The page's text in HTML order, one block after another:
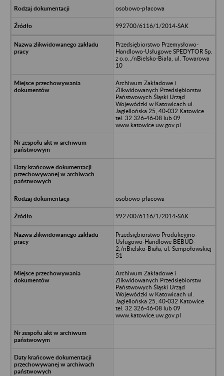
osobowo-płacowa
992700/6116/1/2014-SAK
Przedsiębiorstwo Przemysłowo-
Handlowo-Usługowe SPEDYTOR Sp.
z o.o.,/nBielsko-Biała, ul. Towarowa
10
Archiwum Zakładowe i
Zlikwidowanych Przedsiębiorstw
Państwowych Śląski Urząd
Wojewódzki w Katowicach ul.
Jagiellońska 25, 40-032 Katowice
tel. 32 326-46-08 lub 09
www.katowice.uw.gov.pl
osobowo-płacowa
992700/6116/1/2014-SAK
Przedsiębiorstwo Produkcyjno-
Usługowo-Handlowe BEBUD-
2,/nBielsko-Biała, ul. Sempołowskiej
51
Archiwum Zakładowe i
Zlikwidowanych Przedsiębiorstw
Państwowych Śląski Urząd
Wojewódzki w Katowicach ul.
Jagiellońska 25, 40-032 Katowice
tel. 32 326-46-08 lub 09
www.katowice.uw.gov.pl